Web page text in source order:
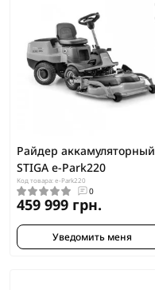
Райдер аккамуляторный
STIGA e-Park220
Код товара: e-Park220
0
459 999 грн.
Уведомить меня